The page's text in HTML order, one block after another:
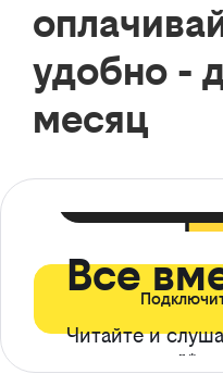
удобно -
месяц
Все
Читайте и
ограничений*